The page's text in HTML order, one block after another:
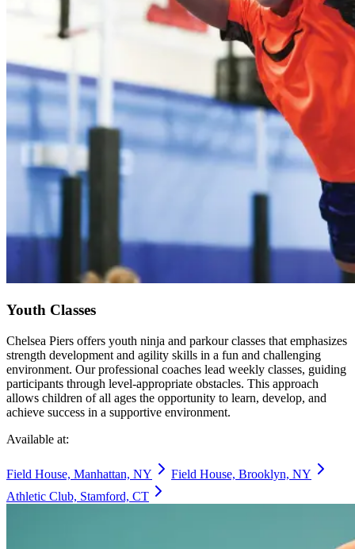
Youth Classes​​​​‌ ‍ ​‍​‍‌‍ ‌ ​‍‌‍‍‌‌‍‌ ‌‍‍‌‌‍ ‍​‍​‍​ ‍‍​‍​‍‌ ​ ‌‍​‌‌‍ ‍‌‍‍‌‌ ‌​‌ ‍‌​‍ ‍‌‍‍‌‌‍ ​‍​‍​‍ ​​‍​‍‌‍‍​‌ ​‍‌‍‌‌‌‍‌‍​‍​‍​ ‍‍​‍​‍‌‍‍​‌ ‌​‌ ‌​‌ ​​‌ ​ ​ ‍‍​‍ ​‍ ‌‍​ ‌‍‍​‌‍‌‌‌‍ ​‌ ​ ‌‍‌‌‌‍​‌‌ ​​‌‍‍‌‌‍‌‌‌ ​‍‌ ​ ​‍ ‍‌ ​ ‌‍​‌‌‍ ‍‌‍‍‌‌ ‌​‌ ‍‌​‍ ‍‌ ​ ‌ ‌​‌ ‌‌‌‍‌​‌‍‍‌‌‍ ​‍ ‌‍‍‌‌‍ ‍‌ ‌​‌‍‌‌‌‍ ‍‌ ‌​​‍ ‌‍‌‌‌‍‌​‌‍‍‌‌ ‌​​‍ ‌‍ ‌‌‍ ‌‍‌​‌‍‌‌​ ‌‌ ​​‌ ​‍‌‍‌‌‌ ​ ‌‍‌‌‌‍ ‍‌ ‌​‌‍​‌‌ ‌​‌‍‍‌‌‍ ‌‍ ‍​ ‍ ‌‍‍‌‌‍‌​​ ‌‌‍‌‍‌‍‌‍​ ‌‍‌‍‌‌‌‍‌‍‌‍​‍​ ‌ ​ ‌ ​‍ ‌​ ​ ‌‍​‍​ ‌​​ ​​​‍ ‌​ ‌​‌‍​ ​ ‍‌‌‍​‍​‍ ‌‌‍​‍‌‍‌‌​ ‍​‌‍​‌​‍ ‌​ ‍‌​ ​‍‌‍‌​‌‍​‌​ ​ ​ ​ ‌‍‌‌‌‍​ ‌‍​‌​ ​ ​ ‌‌​ ​‍​ ‍ ‌ ‌​‌ ‍‌‌ ​​‌‍‌‌​ ‌‌ ​​‌‍​‌‌‍‌ ‌‍‌‌​ ‍ ‌ ​​‌‍​‌‌ ‌​‌‍‍​​ ‌‌ ​​‌‍​‌‌‍‌ ‌‍‌‌‌​​‍‌ ‌‌‌‍‍‌‌‍ ​‌‍‌​‌‍‌‌‌ ​‍​‍‌‌​ ‌‌‌​​‍‌‌ ‌‍‍ ‌‍‌‌‌ ‍‌​‍‌‌​ ​ ‌​‌​​‍‌‌​ ​ ‌​‌​​‍‌‌​ ​‍​ ​‍‌‍​ ‌‍‌‌​ ​‍‌‍‌‍‌‍​ ‌‍‌​‌‍​‍​ ​​​ ‍​‌‍​‌‌‍‌‌​ ‌ ​‍‌‌​ ​‍​ ​‍​‍‌‌​ ‌‌‌​‌​​‍ ‍‌‍​ ‌‍​‌‌ ​‍‌‍‌​‌ ​ ​‍‌‌​ ‌‌‌​​‍‌‌ ‌‍‍ ‌‍‌‌‌ ‍‌​‍‌‌​ ​ ‌​‌​​‍‌‌​ ​ ‌​‌​​‍‌‌​ ​‍​ ​‍‌‍​‌​ ‌‍​ ‌‍​ ‍​​ ‌‍‌‍​‍​ ‌ ‌‍‌‌‌‍‌‍​ ‌‌​ ‌​​ ​‍​‍‌‌​ ​‍​ ​‍​‍‌‌​ ‌‌‌​‌​​‍ ‍‌‍​ ‌‍​‌‌ ​‍‌‍‌​‌‌‌​‌‍‍‌‌ ‌​‌‍ ​‌‍‌‌​ ‌‍​‍‌‍​‌‌ ​ ‌‍‌‌‌‌‌‌‌ ​‍‌‍ ​​ ‌‌‍‍​‌ ‌​‌ ‌​‌ ​​‌ ​ ​‍‌‌​ ​ ‌​​‌​‍‌‌​ ​‍‌​‌‍​‍‌‌​ ​‍‌​‌‍‌‍​ ‌‍‍​‌‍‌‌‌‍ ​‌ ​ ‌‍‌‌‌‍​‌‌ ​​‌‍‍‌‌‍‌‌‌ ​‍‌ ​ ​‍ ‍‌ ​ ‌‍​‌‌‍ ‍‌‍‍‌‌ ‌​‌ ‍‌​‍ ‍‌ ​ ‌ ‌​‌ ‌‌‌‍‌​‌‍‍‌‌‍ ​‍‌‍‌‍‍‌‌‍‌​​ ‌‌‍‌‍‌‍‌‍​ ‌‍‌‍‌‌‌‍‌‍‌‍​‍​ ‌ ​ ‌ ​‍ ‌​ ​ ‌‍​‍​ ‌​​ ​​​‍ ‌​ ‌​‌‍​ ​ ‍‌‌‍​‍​‍ ‌‌‍​‍‌‍‌‌​ ‍​‌‍​‌​‍ ‌​ ‍‌​ ​‍‌‍‌​‌‍​‌​ ​ ​ ​ ‌‍‌‌‌‍​ ‌‍​‌​ ​ ​ ‌‌​ ​‍​‍‌‍‌ ‌​‌ ‍‌‌ ​​‌‍‌‌​ ‌‌ ​​‌‍​‌‌‍‌ ‌‍‌‌​‍‌‍‌ ​​‌‍​‌‌ ‌​‌‍‍​​ ‌‌ ​​‌‍​‌‌‍‌ ‌‍‌‌‌​​‍‌ ‌‌‌‍‍‌‌‍ ​‌‍‌​‌‍‌‌‌ ​‍​‍‌‌​ ‌‌‌​​‍‌‌ ‌‍‍ ‌‍‌‌‌ ‍‌​‍‌‌​ ​ ‌​‌​​‍‌‌​ ​ ‌​‌​​‍‌‌​ ​‍​ ​‍‌‍​ ‌‍‌‌​ ​‍‌‍‌‍‌‍​ ‌‍‌​‌‍​‍​ ​​​ ‍​‌‍​‌‌‍‌‌​ ‌ ​‍‌‌​ ​‍​ ​‍​‍‌‌​ ‌‌‌​‌​​‍ ‍‌‍​ ‌‍​‌‌ ​‍‌‍‌​‌ ​ ​‍‌‌​ ‌‌‌​​‍‌‌ ‌‍‍ ‌‍‌‌‌ ‍‌​‍‌‌​ ​ ‌​‌​​‍‌‌​ ​ ‌​‌​​‍‌‌​ ​‍​ ​‍‌‍​‌​ ‌‍​ ‌‍​ ‍​​ ‌‍‌‍​‍​ ‌ ‌‍‌‌‌‍‌‍​ ‌‌​ ‌​​ ​‍​‍‌‌​ ​‍​ ​‍​‍‌‌​ ‌‌‌​‌​​‍ ‍‌‍​ ‌‍​‌‌ ​‍‌‍‌​‌‌‌​‌‍‍‌‌ ‌​‌‍ ​‌‍‌‌​‍‌‍‌ ​​‌‍‌‌‌ ​‍‌ ​ ‌ ​​‌‍‌‌‌‍​ ‌ ‌​‌‍‍‌‌ ‌‍‌‍‌‌​ ‌‌ ​​‌ ‌‌‌‍​‍‌‍ ​‌‍‍‌‌ ​ ‌‍‍​‌‍‌‌‌‍‌​​‍​‍‌ ‌
Chelsea Piers offers youth ninja and parkour classes that emphasizes
strength development and agility skills in a fun and challenging
environment. Our professional coaches lead weekly classes, guiding
participants through level-appropriate obstacles. This approach
allows children of all ages the opportunity to learn, develop, and
achieve success in a supportive environment.​​​​‌ ‍ ​‍​‍‌‍ ‌ ​‍‌‍‍‌‌‍‌ ‌‍‍‌‌‍ ‍​‍​‍​ ‍‍​‍​‍‌ ​ ‌‍​‌‌‍ ‍‌‍‍‌‌ ‌​‌ ‍‌​‍ ‍‌‍‍‌‌‍ ​‍​‍​‍ ​​‍​‍‌‍‍​‌ ​‍‌‍‌‌‌‍‌‍​‍​‍​ ‍‍​‍​‍‌‍‍​‌ ‌​‌ ‌​‌ ​​‌ ​ ​ ‍‍​‍ ​‍ ‌‍​ ‌‍‍​‌‍‌‌‌‍ ​‌ ​ ‌‍‌‌‌‍​‌‌ ​​‌‍‍‌‌‍‌‌‌ ​‍‌ ​ ​‍ ‍‌ ​ ‌‍​‌‌‍ ‍‌‍‍‌‌ ‌​‌ ‍‌​‍ ‍‌ ​ ‌ ‌​‌ ‌‌‌‍‌​‌‍‍‌‌‍ ​‍ ‌‍‍‌‌‍ ‍‌ ‌​‌‍‌‌‌‍ ‍‌ ‌​​‍ ‌‍‌‌‌‍‌​‌‍‍‌‌ ‌​​‍ ‌‍ ‌‌‍ ‌‍‌​‌‍‌‌​ ‌‌ ​​‌ ​‍‌‍‌‌‌ ​ ‌‍‌‌‌‍ ‍‌ ‌​‌‍​‌‌ ‌​‌‍‍‌‌‍ ‌‍ ‍​ ‍ ‌‍‍‌‌‍‌​​ ‌‌‍‌‍‌‍‌‍​ ‌‍‌‍‌‌‌‍‌‍‌‍​‍​ ‌ ​ ‌ ​‍ ‌​ ​ ‌‍​‍​ ‌​​ ​​​‍ ‌​ ‌​‌‍​ ​ ‍‌‌‍​‍​‍ ‌‌‍​‍‌‍‌‌​ ‍​‌‍​‌​‍ ‌​ ‍‌​ ​‍‌‍‌​‌‍​‌​ ​ ​ ​ ‌‍‌‌‌‍​ ‌‍​‌​ ​ ​ ‌‌​ ​‍​ ‍ ‌ ‌​‌ ‍‌‌ ​​‌‍‌‌​ ‌‌ ​​‌‍​‌‌‍‌ ‌‍‌‌​ ‍ ‌ ​​‌‍​‌‌ ‌​‌‍‍​​ ‌‌ ​​‌‍​‌‌‍‌ ‌‍‌‌‌​​‍‌ ‌‌‌‍‍‌‌‍ ​‌‍‌​‌‍‌‌‌ ​‍​‍‌‌​ ‌‌‌​​‍‌‌ ‌‍‍ ‌‍‌‌‌ ‍‌​‍‌‌​ ​ ‌​‌​​‍‌‌​ ​ ‌​‌​​‍‌‌​ ​‍​ ​‍‌‍​ ‌‍‌‌​ ​‍‌‍‌‍‌‍​ ‌‍‌​‌‍​‍​ ​​​ ‍​‌‍​‌‌‍‌‌​ ‌ ​‍‌‌​ ​‍​ ​‍​‍‌‌​ ‌‌‌​‌​​‍ ‍‌‍​ ‌‍​‌‌ ​‍‌‍‌​‌ ​ ​‍‌‌​ ‌‌‌​​‍‌‌ ‌‍‍ ‌‍‌‌‌ ‍‌​‍‌‌​ ​ ‌​‌​​‍‌‌​ ​ ‌​‌​​‍‌‌​ ​‍​ ​‍‌‍​‌​ ‌‍​ ‌‍​ ‍​​ ‌‍‌‍​‍​ ‌ ‌‍‌‌‌‍‌‍​ ‌‌​ ‌​​ ​‍​‍‌‌​ ​‍​ ​‍​‍‌‌​ ‌‌‌​‌​​‍ ‍‌‍​ ‌‍​‌‌ ​‍‌‍‌​‌​‌​‌‍‌‌‌ ​ ‌‍​ ‌ ​‍‌‍‍‌‌ ​​‌ ‌​‌‍‍‌‌‍ ‌‍ ‍​ ‌‍​‍‌‍​‌‌ ​ ‌‍‌‌‌‌‌‌‌ ​‍‌‍ ​​ ‌‌‍‍​‌ ‌​‌ ‌​‌ ​​‌ ​ ​‍‌‌​ ​ ‌​​‌​‍‌‌​ ​‍‌​‌‍​‍‌‌​ ​‍‌​‌‍‌‍​ ‌‍‍​‌‍‌‌‌‍ ​‌ ​ ‌‍‌‌‌‍​‌‌ ​​‌‍‍‌‌‍‌‌‌ ​‍‌ ​ ​‍ ‍‌ ​ ‌‍​‌‌‍ ‍‌‍‍‌‌ ‌​‌ ‍‌​‍ ‍‌ ​ ‌ ‌​‌ ‌‌‌‍‌​‌‍‍‌‌‍ ​‍‌‍‌‍‍‌‌‍‌​​ ‌‌‍‌‍‌‍‌‍​ ‌‍‌‍‌‌‌‍‌‍‌‍​‍​ ‌ ​ ‌ ​‍ ‌​ ​ ‌‍​‍​ ‌​​ ​​​‍ ‌​ ‌​‌‍​ ​ ‍‌‌‍​‍​‍ ‌‌‍​‍‌‍‌‌​ ‍​‌‍​‌​‍ ‌​ ‍‌​ ​‍‌‍‌​‌‍​‌​ ​ ​ ​ ‌‍‌‌‌‍​ ‌‍​‌​ ​ ​ ‌‌​ ​‍​‍‌‍‌ ‌​‌ ‍‌‌ ​​‌‍‌‌​ ‌‌ ​​‌‍​‌‌‍‌ ‌‍‌‌​‍‌‍‌ ​​‌‍​‌‌ ‌​‌‍‍​​ ‌‌ ​​‌‍​‌‌‍‌ ‌‍‌‌‌​​‍‌ ‌‌‌‍‍‌‌‍ ​‌‍‌​‌‍‌‌‌ ​‍​‍‌‌​ ‌‌‌​​‍‌‌ ‌‍‍ ‌‍‌‌‌ ‍‌​‍‌‌​ ​ ‌​‌​​‍‌‌​ ​ ‌​‌​​‍‌‌​ ​‍​ ​‍‌‍​ ‌‍‌‌​ ​‍‌‍‌‍‌‍​ ‌‍‌​‌‍​‍​ ​​​ ‍​‌‍​‌‌‍‌‌​ ‌ ​‍‌‌​ ​‍​ ​‍​‍‌‌​ ‌‌‌​‌​​‍ ‍‌‍​ ‌‍​‌‌ ​‍‌‍‌​‌ ​ ​‍‌‌​ ‌‌‌​​‍‌‌ ‌‍‍ ‌‍‌‌‌ ‍‌​‍‌‌​ ​ ‌​‌​​‍‌‌​ ​ ‌​‌​​‍‌‌​ ​‍​ ​‍‌‍​‌​ ‌‍​ ‌‍​ ‍​​ ‌‍‌‍​‍​ ‌ ‌‍‌‌‌‍‌‍​ ‌‌​ ‌​​ ​‍​‍‌‌​ ​‍​ ​‍​‍‌‌​ ‌‌‌​‌​​‍ ‍‌‍​ ‌‍​‌‌ ​‍‌‍‌​‌​‌​‌‍‌‌‌ ​ ‌‍​ ‌ ​‍‌‍‍‌‌ ​​‌ ‌​‌‍‍‌‌‍ ‌‍ ‍​‍‌‍‌ ​​‌‍‌‌‌ ​‍‌ ​ ‌ ​​‌‍‌‌‌‍​ ‌ ‌​‌‍‍‌‌ ‌‍‌‍‌‌​ ‌‌ ​​‌ ‌‌‌‍​‍‌‍ ​‌‍‍‌‌ ​ ‌‍‍​‌‍‌‌‌‍‌​​‍​‍‌ ‌
Available at:​​​​‌ ‍ ​‍​‍‌‍ ‌ ​‍‌‍‍‌‌‍‌ ‌‍‍‌‌‍ ‍​‍​‍​ ‍‍​‍​‍‌ ​ ‌‍​‌‌‍ ‍‌‍‍‌‌ ‌​‌ ‍‌​‍ ‍‌‍‍‌‌‍ ​‍​‍​‍ ​​‍​‍‌‍‍​‌ ​‍‌‍‌‌‌‍‌‍​‍​‍​ ‍‍​‍​‍‌‍‍​‌ ‌​‌ ‌​‌ ​​‌ ​ ​ ‍‍​‍ ​‍ ‌‍​ ‌‍‍​‌‍‌‌‌‍ ​‌ ​ ‌‍‌‌‌‍​‌‌ ​​‌‍‍‌‌‍‌‌‌ ​‍‌ ​ ​‍ ‍‌ ​ ‌‍​‌‌‍ ‍‌‍‍‌‌ ‌​‌ ‍‌​‍ ‍‌ ​ ‌ ‌​‌ ‌‌‌‍‌​‌‍‍‌‌‍ ​‍ ‌‍‍‌‌‍ ‍‌ ‌​‌‍‌‌‌‍ ‍‌ ‌​​‍ ‌‍‌‌‌‍‌​‌‍‍‌‌ ‌​​‍ ‌‍ ‌‌‍ ‌‍‌​‌‍‌‌​ ‌‌ ​​‌ ​‍‌‍‌‌‌ ​ ‌‍‌‌‌‍ ‍‌ ‌​‌‍​‌‌ ‌​‌‍‍‌‌‍ ‌‍ ‍​ ‍ ‌‍‍‌‌‍‌​​ ‌‌‍‌‍‌‍‌‍​ ‌‍‌‍‌‌‌‍‌‍‌‍​‍​ ‌ ​ ‌ ​‍ ‌​ ​ ‌‍​‍​ ‌​​ ​​​‍ ‌​ ‌​‌‍​ ​ ‍‌‌‍​‍​‍ ‌‌‍​‍‌‍‌‌​ ‍​‌‍​‌​‍ ‌​ ‍‌​ ​‍‌‍‌​‌‍​‌​ ​ ​ ​ ‌‍‌‌‌‍​ ‌‍​‌​ ​ ​ ‌‌​ ​‍​ ‍ ‌ ‌​‌ ‍‌‌ ​​‌‍‌‌​ ‌‌ ​​‌‍​‌‌‍‌ ‌‍‌‌​ ‍ ‌ ​​‌‍​‌‌ ‌​‌‍‍​​ ‌‌ ​​‌‍​‌‌‍‌ ‌‍‌‌‌​​‍‌ ‌‌‌‍‍‌‌‍ ​‌‍‌​‌‍‌‌‌ ​‍​‍‌‌​ ‌‌‌​​‍‌‌ ‌‍‍ ‌‍‌‌‌ ‍‌​‍‌‌​ ​ ‌​‌​​‍‌‌​ ​ ‌​‌​​‍‌‌​ ​‍​ ​‍‌‍​ ‌‍‌‌​ ​‍‌‍‌‍‌‍​ ‌‍‌​‌‍​‍​ ​​​ ‍​‌‍​‌‌‍‌‌​ ‌ ​‍‌‌​ ​‍​ ​‍​‍‌‌​ ‌‌‌​‌​​‍ ‍‌‍​ ‌‍​‌‌ ​‍‌‍‌​‌ ​ ​‍‌‌​ ‌‌‌​​‍‌‌ ‌‍‍ ‌‍‌‌‌ ‍‌​‍‌‌​ ​ ‌​‌​​‍‌‌​ ​ ‌​‌​​‍‌‌​ ​‍​ ​‍‌‍​‌​ ‌‍​ ‌‍​ ‍​​ ‌‍‌‍​‍​ ‌ ‌‍‌‌‌‍‌‍​ ‌‌​ ‌​​ ​‍​‍‌‌​ ​‍​ ​‍​‍‌‌​ ‌‌‌​‌​​‍ ‍‌ ​ ‌ ‌‌‌‍​‍‌ ‌​‌‍‍‌‌ ‌​‌‍ ​‌‍‌‌​ ‌‍​‍‌‍​‌‌ ​ ‌‍‌‌‌‌‌‌‌ ​‍‌‍ ​​ ‌‌‍‍​‌ ‌​‌ ‌​‌ ​​‌ ​ ​‍‌‌​ ​ ‌​​‌​‍‌‌​ ​‍‌​‌‍​‍‌‌​ ​‍‌​‌‍‌‍​ ‌‍‍​‌‍‌‌‌‍ ​‌ ​ ‌‍‌‌‌‍​‌‌ ​​‌‍‍‌‌‍‌‌‌ ​‍‌ ​ ​‍ ‍‌ ​ ‌‍​‌‌‍ ‍‌‍‍‌‌ ‌​‌ ‍‌​‍ ‍‌ ​ ‌ ‌​‌ ‌‌‌‍‌​‌‍‍‌‌‍ ​‍‌‍‌‍‍‌‌‍‌​​ ‌‌‍‌‍‌‍‌‍​ ‌‍‌‍‌‌‌‍‌‍‌‍​‍​ ‌ ​ ‌ ​‍ ‌​ ​ ‌‍​‍​ ‌​​ ​​​‍ ‌​ ‌​‌‍​ ​ ‍‌‌‍​‍​‍ ‌‌‍​‍‌‍‌‌​ ‍​‌‍​‌​‍ ‌​ ‍‌​ ​‍‌‍‌​‌‍​‌​ ​ ​ ​ ‌‍‌‌‌‍​ ‌‍​‌​ ​ ​ ‌‌​ ​‍​‍‌‍‌ ‌​‌ ‍‌‌ ​​‌‍‌‌​ ‌‌ ​​‌‍​‌‌‍‌ ‌‍‌‌​‍‌‍‌ ​​‌‍​‌‌ ‌​‌‍‍​​ ‌‌ ​​‌‍​‌‌‍‌ ‌‍‌‌‌​​‍‌ ‌‌‌‍‍‌‌‍ ​‌‍‌​‌‍‌‌‌ ​‍​‍‌‌​ ‌‌‌​​‍‌‌ ‌‍‍ ‌‍‌‌‌ ‍‌​‍‌‌​ ​ ‌​‌​​‍‌‌​ ​ ‌​‌​​‍‌‌​ ​‍​ ​‍‌‍​ ‌‍‌‌​ ​‍‌‍‌‍‌‍​ ‌‍‌​‌‍​‍​ ​​​ ‍​‌‍​‌‌‍‌‌​ ‌ ​‍‌‌​ ​‍​ ​‍​‍‌‌​ ‌‌‌​‌​​‍ ‍‌‍​ ‌‍​‌‌ ​‍‌‍‌​‌ ​ ​‍‌‌​ ‌‌‌​​‍‌‌ ‌‍‍ ‌‍‌‌‌ ‍‌​‍‌‌​ ​ ‌​‌​​‍‌‌​ ​ ‌​‌​​‍‌‌​ ​‍​ ​‍‌‍​‌​ ‌‍​ ‌‍​ ‍​​ ‌‍‌‍​‍​ ‌ ‌‍‌‌‌‍‌‍​ ‌‌​ ‌​​ ​‍​‍‌‌​ ​‍​ ​‍​‍‌‌​ ‌‌‌​‌​​‍ ‍‌ ​ ‌ ‌‌‌‍​‍‌ ‌​‌‍‍‌‌ ‌​‌‍ ​‌‍‌‌​‍‌‍‌ ​​‌‍‌‌‌ ​‍‌ ​ ‌ ​​‌‍‌‌‌‍​ ‌ ‌​‌‍‍‌‌ ‌‍‌‍‌‌​ ‌‌ ​​‌ ‌‌‌‍​‍‌‍ ​‌‍‍‌‌ ​ ‌‍‍​‌‍‌‌‌‍‌​​‍​‍‌ ‌
Field House, Manhattan, NY​​​​‌ ‍ ​‍​‍‌‍ ‌ ​‍‌‍‍‌‌‍‌ ‌‍‍‌‌‍ ‍​‍​‍​ ‍‍​‍​‍‌ ​ ‌‍​‌‌‍ ‍‌‍‍‌‌ ‌​‌ ‍‌​‍ ‍‌‍‍‌‌‍ ​‍​‍​‍ ​​‍​‍‌‍‍​‌ ​‍‌‍‌‌‌‍‌‍​‍​‍​ ‍‍​‍​‍‌‍‍​‌ ‌​‌ ‌​‌ ​​‌ ​ ​ ‍‍​‍ ​‍ ‌‍​ ‌‍‍​‌‍‌‌‌‍ ​‌ ​ ‌‍‌‌‌‍​‌‌ ​​‌‍‍‌‌‍‌‌‌ ​‍‌ ​ ​‍ ‍‌ ​ ‌‍​‌‌‍ ‍‌‍‍‌‌ ‌​‌ ‍‌​‍ ‍‌ ​ ‌ ‌​‌ ‌‌‌‍‌​‌‍‍‌‌‍ ​‍ ‌‍‍‌‌‍ ‍‌ ‌​‌‍‌‌‌‍ ‍‌ ‌​​‍ ‌‍‌‌‌‍‌​‌‍‍‌‌ ‌​​‍ ‌‍ ‌‌‍ ‌‍‌​‌‍‌‌​ ‌‌ ​​‌ ​‍‌‍‌‌‌ ​ ‌‍‌‌‌‍ ‍‌ ‌​‌‍​‌‌ ‌​‌‍‍‌‌‍ ‌‍ ‍​ ‍ ‌‍‍‌‌‍‌​​ ‌‌‍‌‍‌‍‌‍​ ‌‍‌‍‌‌‌‍‌‍‌‍​‍​ ‌ ​ ‌ ​‍ ‌​ ​ ‌‍​‍​ ‌​​ ​​​‍ ‌​ ‌​‌‍​ ​ ‍‌‌‍​‍​‍ ‌‌‍​‍‌‍‌‌​ ‍​‌‍​‌​‍ ‌​ ‍‌​ ​‍‌‍‌​‌‍​‌​ ​ ​ ​ ‌‍‌‌‌‍​ ‌‍​‌​ ​ ​ ‌‌​ ​‍​ ‍ ‌ ‌​‌ ‍‌‌ ​​‌‍‌‌​ ‌‌ ​​‌‍​‌‌‍‌ ‌‍‌‌​ ‍ ‌ ​​‌‍​‌‌ ‌​‌‍‍​​ ‌‌ ​​‌‍​‌‌‍‌ ‌‍‌‌‌​​‍‌ ‌‌‌‍‍‌‌‍ ​‌‍‌​‌‍‌‌‌ ​‍​‍‌‌​ ‌‌‌​​‍‌‌ ‌‍‍ ‌‍‌‌‌ ‍‌​‍‌‌​ ​ ‌​‌​​‍‌‌​ ​ ‌​‌​​‍‌‌​ ​‍​ ​‍‌‍​ ‌‍‌‌​ ​‍‌‍‌‍‌‍​ ‌‍‌​‌‍​‍​ ​​​ ‍​‌‍​‌‌‍‌‌​ ‌ ​‍‌‌​ ​‍​ ​‍​‍‌‌​ ‌‌‌​‌​​‍ ‍‌‍​ ‌‍​‌‌ ​‍‌‍‌​‌ ​ ​‍‌‌​ ‌‌‌​​‍‌‌ ‌‍‍ ‌‍‌‌‌ ‍‌​‍‌‌​ ​ ‌​‌​​‍‌‌​ ​ ‌​‌​​‍‌‌​ ​‍​ ​‍‌‍​‌​ ‌‍​ ‌‍​ ‍​​ ‌‍‌‍​‍​ ‌ ‌‍‌‌‌‍‌‍​ ‌‌​ ‌​​ ​‍​‍‌‌​ ​‍​ ​‍​‍‌‌​ ‌‌‌​‌​​‍ ‍‌‍​‍‌ ‌‌‌ ‌​‌ ‌​‌‍ ‌‍ ‍‌ ​ ​‍‌‌​ ‌‌‌​​‍‌‌ ‌‍‍ ‌‍‌‌‌ ‍‌​‍‌‌​ ​ ‌​‌​​‍‌‌​ ​ ‌​‌​​‍‌‌​ ​‍​ ​‍‌‍​‍​ ​​‌‍‌​‌‍​‍‌‍​ ​ ‍​‌‍​ ‌‍‌​‌‍‌‍‌‍‌‌‌‍​‍‌‍‌‌​‍‌‌​ ​‍​ ​‍​‍‌‌​ ‌‌‌​‌​​‍ ‍‌ ‌​‌‍‌‌‌ ‍​‌ ‌​​ ‌‍​‍‌‍​‌‌ ​ ‌‍‌‌‌‌‌‌‌ ​‍‌‍ ​​ ‌‌‍‍​‌ ‌​‌ ‌​‌ ​​‌ ​ ​‍‌‌​ ​ ‌​​‌​‍‌‌​ ​‍‌​‌‍​‍‌‌​ ​‍‌​‌‍‌‍​ ‌‍‍​‌‍‌‌‌‍ ​‌ ​ ‌‍‌‌‌‍​‌‌ ​​‌‍‍‌‌‍‌‌‌ ​‍‌ ​ ​‍ ‍‌ ​ ‌‍​‌‌‍ ‍‌‍‍‌‌ ‌​‌ ‍‌​‍ ‍‌ ​ ‌ ‌​‌ ‌‌‌‍‌​‌‍‍‌‌‍ ​‍‌‍‌‍‍‌‌‍‌​​ ‌‌‍‌‍‌‍‌‍​ ‌‍‌‍‌‌‌‍‌‍‌‍​‍​ ‌ ​ ‌ ​‍ ‌​ ​ ‌‍​‍​ ‌​​ ​​​‍ ‌​ ‌​‌‍​ ​ ‍‌‌‍​‍​‍ ‌‌‍​‍‌‍‌‌​ ‍​‌‍​‌​‍ ‌​ ‍‌​ ​‍‌‍‌​‌‍​‌​ ​ ​ ​ ‌‍‌‌‌‍​ ‌‍​‌​ ​ ​ ‌‌​ ​‍​‍‌‍‌ ‌​‌ ‍‌‌ ​​‌‍‌‌​ ‌‌ ​​‌‍​‌‌‍‌ ‌‍‌‌​‍‌‍‌ ​​‌‍​‌‌ ‌​‌‍‍​​ ‌‌ ​​‌‍​‌‌‍‌ ‌‍‌‌‌​​‍‌ ‌‌‌‍‍‌‌‍ ​‌‍‌​‌‍‌‌‌ ​‍​‍‌‌​ ‌‌‌​​‍‌‌ ‌‍‍ ‌‍‌‌‌ ‍‌​‍‌‌​ ​ ‌​‌​​‍‌‌​ ​ ‌​‌​​‍‌‌​ ​‍​ ​‍‌‍​ ‌‍‌‌​ ​‍‌‍‌‍‌‍​ ‌‍‌​‌‍​‍​ ​​​ ‍​‌‍​‌‌‍‌‌​ ‌ ​‍‌‌​ ​‍​ ​‍​‍‌‌​ ‌‌‌​‌​​‍ ‍‌‍​ ‌‍​‌‌ ​‍‌‍‌​‌ ​ ​‍‌‌​ ‌‌‌​​‍‌‌ ‌‍‍ ‌‍‌‌‌ ‍‌​‍‌‌​ ​ ‌​‌​​‍‌‌​ ​ ‌​‌​​‍‌‌​ ​‍​ ​‍‌‍​‌​ ‌‍​ ‌‍​ ‍​​ ‌‍‌‍​‍​ ‌ ‌‍‌‌‌‍‌‍​ ‌‌​ ‌​​ ​‍​‍‌‌​ ​‍​ ​‍​‍‌‌​ ‌‌‌​‌​​‍ ‍‌‍​‍‌ ‌‌‌ ‌​‌ ‌​‌‍ ‌‍ ‍‌ ​ ​‍‌‌​ ‌‌‌​​‍‌‌ ‌‍‍ ‌‍‌‌‌ ‍‌​‍‌‌​ ​ ‌​‌​​‍‌‌​ ​ ‌​‌​​‍‌‌​ ​‍​ ​‍‌‍​‍​ ​​‌‍‌​‌‍​‍‌‍​ ​ ‍​‌‍​ ‌‍‌​‌‍‌‍‌‍‌‌‌‍​‍‌‍‌‌​‍‌‌​ ​‍​ ​‍​‍‌‌​ ‌‌‌​‌​​‍ ‍‌ ‌​‌‍‌‌‌ ‍​‌ ‌​​‍‌‍‌ ​​‌‍‌‌‌ ​‍‌ ​ ‌ ​​‌‍‌‌‌‍​ ‌ ‌​‌‍‍‌‌ ‌‍‌‍‌‌​ ‌‌ ​​‌ ‌‌‌‍​‍‌‍ ​‌‍‍‌‌ ​ ‌‍‍​‌‍‌‌‌‍‌​​‍​‍‌ ‌
Field House, Brooklyn, NY​​​​‌ ‍ ​‍​‍‌‍ ‌ ​‍‌‍‍‌‌‍‌ ‌‍‍‌‌‍ ‍​‍​‍​ ‍‍​‍​‍‌ ​ ‌‍​‌‌‍ ‍‌‍‍‌‌ ‌​‌ ‍‌​‍ ‍‌‍‍‌‌‍ ​‍​‍​‍ ​​‍​‍‌‍‍​‌ ​‍‌‍‌‌‌‍‌‍​‍​‍​ ‍‍​‍​‍‌‍‍​‌ ‌​‌ ‌​‌ ​​‌ ​ ​ ‍‍​‍ ​‍ ‌‍​ ‌‍‍​‌‍‌‌‌‍ ​‌ ​ ‌‍‌‌‌‍​‌‌ ​​‌‍‍‌‌‍‌‌‌ ​‍‌ ​ ​‍ ‍‌ ​ ‌‍​‌‌‍ ‍‌‍‍‌‌ ‌​‌ ‍‌​‍ ‍‌ ​ ‌ ‌​‌ ‌‌‌‍‌​‌‍‍‌‌‍ ​‍ ‌‍‍‌‌‍ ‍‌ ‌​‌‍‌‌‌‍ ‍‌ ‌​​‍ ‌‍‌‌‌‍‌​‌‍‍‌‌ ‌​​‍ ‌‍ ‌‌‍ ‌‍‌​‌‍‌‌​ ‌‌ ​​‌ ​‍‌‍‌‌‌ ​ ‌‍‌‌‌‍ ‍‌ ‌​‌‍​‌‌ ‌​‌‍‍‌‌‍ ‌‍ ‍​ ‍ ‌‍‍‌‌‍‌​​ ‌‌‍‌‍‌‍‌‍​ ‌‍‌‍‌‌‌‍‌‍‌‍​‍​ ‌ ​ ‌ ​‍ ‌​ ​ ‌‍​‍​ ‌​​ ​​​‍ ‌​ ‌​‌‍​ ​ ‍‌‌‍​‍​‍ ‌‌‍​‍‌‍‌‌​ ‍​‌‍​‌​‍ ‌​ ‍‌​ ​‍‌‍‌​‌‍​‌​ ​ ​ ​ ‌‍‌‌‌‍​ ‌‍​‌​ ​ ​ ‌‌​ ​‍​ ‍ ‌ ‌​‌ ‍‌‌ ​​‌‍‌‌​ ‌‌ ​​‌‍​‌‌‍‌ ‌‍‌‌​ ‍ ‌ ​​‌‍​‌‌ ‌​‌‍‍​​ ‌‌ ​​‌‍​‌‌‍‌ ‌‍‌‌‌​​‍‌ ‌‌‌‍‍‌‌‍ ​‌‍‌​‌‍‌‌‌ ​‍​‍‌‌​ ‌‌‌​​‍‌‌ ‌‍‍ ‌‍‌‌‌ ‍‌​‍‌‌​ ​ ‌​‌​​‍‌‌​ ​ ‌​‌​​‍‌‌​ ​‍​ ​‍‌‍​ ‌‍‌‌​ ​‍‌‍‌‍‌‍​ ‌‍‌​‌‍​‍​ ​​​ ‍​‌‍​‌‌‍‌‌​ ‌ ​‍‌‌​ ​‍​ ​‍​‍‌‌​ ‌‌‌​‌​​‍ ‍‌‍​ ‌‍​‌‌ ​‍‌‍‌​‌ ​ ​‍‌‌​ ‌‌‌​​‍‌‌ ‌‍‍ ‌‍‌‌‌ ‍‌​‍‌‌​ ​ ‌​‌​​‍‌‌​ ​ ‌​‌​​‍‌‌​ ​‍​ ​‍‌‍​‌​ ‌‍​ ‌‍​ ‍​​ ‌‍‌‍​‍​ ‌ ‌‍‌‌‌‍‌‍​ ‌‌​ ‌​​ ​‍​‍‌‌​ ​‍​ ​‍​‍‌‌​ ‌‌‌​‌​​‍ ‍‌‍​‍‌ ‌‌‌ ‌​‌ ‌​‌‍ ‌‍ ‍‌ ​ ​‍‌‌​ ‌‌‌​​‍‌‌ ‌‍‍ ‌‍‌‌‌ ‍‌​‍‌‌​ ​ ‌​‌​​‍‌‌​ ​ ‌​‌​​‍‌‌​ ​‍​ ​‍​ ​‍​ ​‌‌‍​ ​ ​ ‌‍‌‌​ ‌ ​ ‌‍​ ‌​‌‍‌‍​ ‌ ​ ‌ ​ ‌‍​ ‌ ​ ‍​​ ‌ ​ ​ ‌‍‌‍​ ​​​ ​‌​ ​‍​ ​​‌‍‌​‌‍‌‌​ ​​‌‍​‌‌‍‌​‌‍​‍‌‍‌‍​ ‌ ​ ​‍‌‍​‌​ ​‍​‍‌‌​ ​‍​ ​‍​‍‌‌​ ‌‌‌​‌​​‍ ‍‌ ‌​‌‍‌‌‌ ‍​‌ ‌​​ ‌‍​‍‌‍​‌‌ ​ ‌‍‌‌‌‌‌‌‌ ​‍‌‍ ​​ ‌‌‍‍​‌ ‌​‌ ‌​‌ ​​‌ ​ ​‍‌‌​ ​ ‌​​‌​‍‌‌​ ​‍‌​‌‍​‍‌‌​ ​‍‌​‌‍‌‍​ ‌‍‍​‌‍‌‌‌‍ ​‌ ​ ‌‍‌‌‌‍​‌‌ ​​‌‍‍‌‌‍‌‌‌ ​‍‌ ​ ​‍ ‍‌ ​ ‌‍​‌‌‍ ‍‌‍‍‌‌ ‌​‌ ‍‌​‍ ‍‌ ​ ‌ ‌​‌ ‌‌‌‍‌​‌‍‍‌‌‍ ​‍‌‍‌‍‍‌‌‍‌​​ ‌‌‍‌‍‌‍‌‍​ ‌‍‌‍‌‌‌‍‌‍‌‍​‍​ ‌ ​ ‌ ​‍ ‌​ ​ ‌‍​‍​ ‌​​ ​​​‍ ‌​ ‌​‌‍​ ​ ‍‌‌‍​‍​‍ ‌‌‍​‍‌‍‌‌​ ‍​‌‍​‌​‍ ‌​ ‍‌​ ​‍‌‍‌​‌‍​‌​ ​ ​ ​ ‌‍‌‌‌‍​ ‌‍​‌​ ​ ​ ‌‌​ ​‍​‍‌‍‌ ‌​‌ ‍‌‌ ​​‌‍‌‌​ ‌‌ ​​‌‍​‌‌‍‌ ‌‍‌‌​‍‌‍‌ ​​‌‍​‌‌ ‌​‌‍‍​​ ‌‌ ​​‌‍​‌‌‍‌ ‌‍‌‌‌​​‍‌ ‌‌‌‍‍‌‌‍ ​‌‍‌​‌‍‌‌‌ ​‍​‍‌‌​ ‌‌‌​​‍‌‌ ‌‍‍ ‌‍‌‌‌ ‍‌​‍‌‌​ ​ ‌​‌​​‍‌‌​ ​ ‌​‌​​‍‌‌​ ​‍​ ​‍‌‍​ ‌‍‌‌​ ​‍‌‍‌‍‌‍​ ‌‍‌​‌‍​‍​ ​​​ ‍​‌‍​‌‌‍‌‌​ ‌ ​‍‌‌​ ​‍​ ​‍​‍‌‌​ ‌‌‌​‌​​‍ ‍‌‍​ ‌‍​‌‌ ​‍‌‍‌​‌ ​ ​‍‌‌​ ‌‌‌​​‍‌‌ ‌‍‍ ‌‍‌‌‌ ‍‌​‍‌‌​ ​ ‌​‌​​‍‌‌​ ​ ‌​‌​​‍‌‌​ ​‍​ ​‍‌‍​‌​ ‌‍​ ‌‍​ ‍​​ ‌‍‌‍​‍​ ‌ ‌‍‌‌‌‍‌‍​ ‌‌​ ‌​​ ​‍​‍‌‌​ ​‍​ ​‍​‍‌‌​ ‌‌‌​‌​​‍ ‍‌‍​‍‌ ‌‌‌ ‌​‌ ‌​‌‍ ‌‍ ‍‌ ​ ​‍‌‌​ ‌‌‌​​‍‌‌ ‌‍‍ ‌‍‌‌‌ ‍‌​‍‌‌​ ​ ‌​‌​​‍‌‌​ ​ ‌​‌​​‍‌‌​ ​‍​ ​‍​ ​‍​ ​‌‌‍​ ​ ​ ‌‍‌‌​ ‌ ​ ‌‍​ ‌​‌‍‌‍​ ‌ ​ ‌ ​ ‌‍​ ‌ ​ ‍​​ ‌ ​ ​ ‌‍‌‍​ ​​​ ​‌​ ​‍​ ​​‌‍‌​‌‍‌‌​ ​​‌‍​‌‌‍‌​‌‍​‍‌‍‌‍​ ‌ ​ ​‍‌‍​‌​ ​‍​‍‌‌​ ​‍​ ​‍​‍‌‌​ ‌‌‌​‌​​‍ ‍‌ ‌​‌‍‌‌‌ ‍​‌ ‌​​‍‌‍‌ ​​‌‍‌‌‌ ​‍‌ ​ ‌ ​​‌‍‌‌‌‍​ ‌ ‌​‌‍‍‌‌ ‌‍‌‍‌‌​ ‌‌ ​​‌ ‌‌‌‍​‍‌‍ ​‌‍‍‌‌ ​ ‌‍‍​‌‍‌‌‌‍‌​​‍​‍‌ ‌
Athletic Club, Stamford, CT​​​​‌ ‍ ​‍​‍‌‍ ‌ ​‍‌‍‍‌‌‍‌ ‌‍‍‌‌‍ ‍​‍​‍​ ‍‍​‍​‍‌ ​ ‌‍​‌‌‍ ‍‌‍‍‌‌ ‌​‌ ‍‌​‍ ‍‌‍‍‌‌‍ ​‍​‍​‍ ​​‍​‍‌‍‍​‌ ​‍‌‍‌‌‌‍‌‍​‍​‍​ ‍‍​‍​‍‌‍‍​‌ ‌​‌ ‌​‌ ​​‌ ​ ​ ‍‍​‍ ​‍ ‌‍​ ‌‍‍​‌‍‌‌‌‍ ​‌ ​ ‌‍‌‌‌‍​‌‌ ​​‌‍‍‌‌‍‌‌‌ ​‍‌ ​ ​‍ ‍‌ ​ ‌‍​‌‌‍ ‍‌‍‍‌‌ ‌​‌ ‍‌​‍ ‍‌ ​ ‌ ‌​‌ ‌‌‌‍‌​‌‍‍‌‌‍ ​‍ ‌‍‍‌‌‍ ‍‌ ‌​‌‍‌‌‌‍ ‍‌ ‌​​‍ ‌‍‌‌‌‍‌​‌‍‍‌‌ ‌​​‍ ‌‍ ‌‌‍ ‌‍‌​‌‍‌‌​ ‌‌ ​​‌ ​‍‌‍‌‌‌ ​ ‌‍‌‌‌‍ ‍‌ ‌​‌‍​‌‌ ‌​‌‍‍‌‌‍ ‌‍ ‍​ ‍ ‌‍‍‌‌‍‌​​ ‌‌‍‌‍‌‍‌‍​ ‌‍‌‍‌‌‌‍‌‍‌‍​‍​ ‌ ​ ‌ ​‍ ‌​ ​ ‌‍​‍​ ‌​​ ​​​‍ ‌​ ‌​‌‍​ ​ ‍‌‌‍​‍​‍ ‌‌‍​‍‌‍‌‌​ ‍​‌‍​‌​‍ ‌​ ‍‌​ ​‍‌‍‌​‌‍​‌​ ​ ​ ​ ‌‍‌‌‌‍​ ‌‍​‌​ ​ ​ ‌‌​ ​‍​ ‍ ‌ ‌​‌ ‍‌‌ ​​‌‍‌‌​ ‌‌ ​​‌‍​‌‌‍‌ ‌‍‌‌​ ‍ ‌ ​​‌‍​‌‌ ‌​‌‍‍​​ ‌‌ ​​‌‍​‌‌‍‌ ‌‍‌‌‌​​‍‌ ‌‌‌‍‍‌‌‍ ​‌‍‌​‌‍‌‌‌ ​‍​‍‌‌​ ‌‌‌​​‍‌‌ ‌‍‍ ‌‍‌‌‌ ‍‌​‍‌‌​ ​ ‌​‌​​‍‌‌​ ​ ‌​‌​​‍‌‌​ ​‍​ ​‍‌‍​ ‌‍‌‌​ ​‍‌‍‌‍‌‍​ ‌‍‌​‌‍​‍​ ​​​ ‍​‌‍​‌‌‍‌‌​ ‌ ​‍‌‌​ ​‍​ ​‍​‍‌‌​ ‌‌‌​‌​​‍ ‍‌‍​ ‌‍​‌‌ ​‍‌‍‌​‌ ​ ​‍‌‌​ ‌‌‌​​‍‌‌ ‌‍‍ ‌‍‌‌‌ ‍‌​‍‌‌​ ​ ‌​‌​​‍‌‌​ ​ ‌​‌​​‍‌‌​ ​‍​ ​‍‌‍​‌​ ‌‍​ ‌‍​ ‍​​ ‌‍‌‍​‍​ ‌ ‌‍‌‌‌‍‌‍​ ‌‌​ ‌​​ ​‍​‍‌‌​ ​‍​ ​‍​‍‌‌​ ‌‌‌​‌​​‍ ‍‌‍​‍‌ ‌‌‌ ‌​‌ ‌​‌‍ ‌‍ ‍‌ ​ ​‍‌‌​ ‌‌‌​​‍‌‌ ‌‍‍ ‌‍‌‌‌ ‍‌​‍‌‌​ ​ ‌​‌​​‍‌‌​ ​ ‌​‌​​‍‌‌​ ​‍​ ​‍‌‍‌​‌‍​‍​ ​‌‌‍‌‍​ ‌‍‌‍​‌​ ‍‌​ ​ ‌‍​‌‌‍​ ​ ​‍​ ‌‌​ ​‍‌‍‌‌​ ​ ‌‍​‌​ ​​​ ‌‌‌‍​ ​ ​​​ ​ ​ ‍‌‌‍‌‌​ ​ ​ ‌‍‌‍​ ‌‍‌‌​ ​​‌‍‌‍​ ​​‌‍​‌‌‍‌‌​‍‌‌​ ​‍​ ​‍​‍‌‌​ ‌‌‌​‌​​‍ ‍‌ ‌​‌‍‌‌‌ ‍​‌ ‌​​ ‌‍​‍‌‍​‌‌ ​ ‌‍‌‌‌‌‌‌‌ ​‍‌‍ ​​ ‌‌‍‍​‌ ‌​‌ ‌​‌ ​​‌ ​ ​‍‌‌​ ​ ‌​​‌​‍‌‌​ ​‍‌​‌‍​‍‌‌​ ​‍‌​‌‍‌‍​ ‌‍‍​‌‍‌‌‌‍ ​‌ ​ ‌‍‌‌‌‍​‌‌ ​​‌‍‍‌‌‍‌‌‌ ​‍‌ ​ ​‍ ‍‌ ​ ‌‍​‌‌‍ ‍‌‍‍‌‌ ‌​‌ ‍‌​‍ ‍‌ ​ ‌ ‌​‌ ‌‌‌‍‌​‌‍‍‌‌‍ ​‍‌‍‌‍‍‌‌‍‌​​ ‌‌‍‌‍‌‍‌‍​ ‌‍‌‍‌‌‌‍‌‍‌‍​‍​ ‌ ​ ‌ ​‍ ‌​ ​ ‌‍​‍​ ‌​​ ​​​‍ ‌​ ‌​‌‍​ ​ ‍‌‌‍​‍​‍ ‌‌‍​‍‌‍‌‌​ ‍​‌‍​‌​‍ ‌​ ‍‌​ ​‍‌‍‌​‌‍​‌​ ​ ​ ​ ‌‍‌‌‌‍​ ‌‍​‌​ ​ ​ ‌‌​ ​‍​‍‌‍‌ ‌​‌ ‍‌‌ ​​‌‍‌‌​ ‌‌ ​​‌‍​‌‌‍‌ ‌‍‌‌​‍‌‍‌ ​​‌‍​‌‌ ‌​‌‍‍​​ ‌‌ ​​‌‍​‌‌‍‌ ‌‍‌‌‌​​‍‌ ‌‌‌‍‍‌‌‍ ​‌‍‌​‌‍‌‌‌ ​‍​‍‌‌​ ‌‌‌​​‍‌‌ ‌‍‍ ‌‍‌‌‌ ‍‌​‍‌‌​ ​ ‌​‌​​‍‌‌​ ​ ‌​‌​​‍‌‌​ ​‍​ ​‍‌‍​ ‌‍‌‌​ ​‍‌‍‌‍‌‍​ ‌‍‌​‌‍​‍​ ​​​ ‍​‌‍​‌‌‍‌‌​ ‌ ​‍‌‌​ ​‍​ ​‍​‍‌‌​ ‌‌‌​‌​​‍ ‍‌‍​ ‌‍​‌‌ ​‍‌‍‌​‌ ​ ​‍‌‌​ ‌‌‌​​‍‌‌ ‌‍‍ ‌‍‌‌‌ ‍‌​‍‌‌​ ​ ‌​‌​​‍‌‌​ ​ ‌​‌​​‍‌‌​ ​‍​ ​‍‌‍​‌​ ‌‍​ ‌‍​ ‍​​ ‌‍‌‍​‍​ ‌ ‌‍‌‌‌‍‌‍​ ‌‌​ ‌​​ ​‍​‍‌‌​ ​‍​ ​‍​‍‌‌​ ‌‌‌​‌​​‍ ‍‌‍​‍‌ ‌‌‌ ‌​‌ ‌​‌‍ ‌‍ ‍‌ ​ ​‍‌‌​ ‌‌‌​​‍‌‌ ‌‍‍ ‌‍‌‌‌ ‍‌​‍‌‌​ ​ ‌​‌​​‍‌‌​ ​ ‌​‌​​‍‌‌​ ​‍​ ​‍‌‍‌​‌‍​‍​ ​‌‌‍‌‍​ ‌‍‌‍​‌​ ‍‌​ ​ ‌‍​‌‌‍​ ​ ​‍​ ‌‌​ ​‍‌‍‌‌​ ​ ‌‍​‌​ ​​​ ‌‌‌‍​ ​ ​​​ ​ ​ ‍‌‌‍‌‌​ ​ ​ ‌‍‌‍​ ‌‍‌‌​ ​​‌‍‌‍​ ​​‌‍​‌‌‍‌‌​‍‌‌​ ​‍​ ​‍​‍‌‌​ ‌‌‌​‌​​‍ ‍‌ ‌​‌‍‌‌‌ ‍​‌ ‌​​‍‌‍‌ ​​‌‍‌‌‌ ​‍‌ ​ ‌ ​​‌‍‌‌‌‍​ ‌ ‌​‌‍‍‌‌ ‌‍‌‍‌‌​ ‌‌ ​​‌ ‌‌‌‍​‍‌‍ ​‌‍‍‌‌ ​ ‌‍‍​‌‍‌‌‌‍‌​​‍​‍‌ ‌